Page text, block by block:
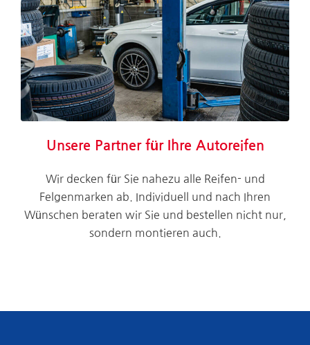
Unsere Partner für Ihre Autoreifen
Wir decken für Sie nahezu alle Reifen- und
Felgenmarken ab. Individuell und nach Ihren
Wünschen beraten wir Sie und bestellen nicht nur,
sondern montieren auch.